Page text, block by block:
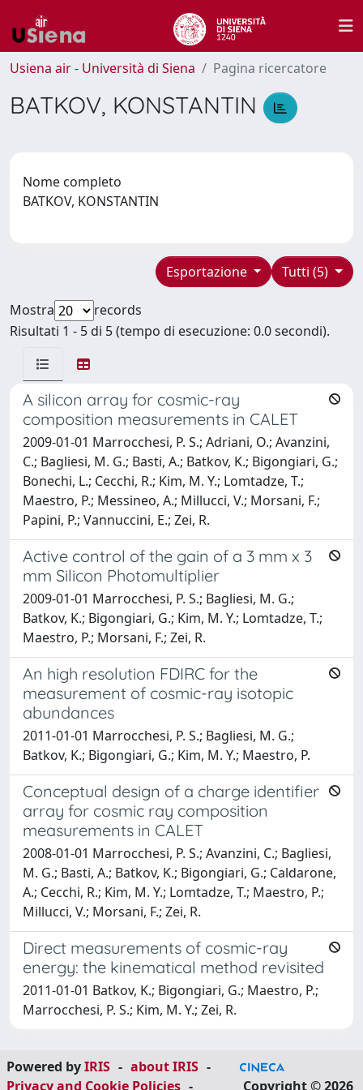
Usiena air - Università di Siena Pagina ricercatore
BATKOV, KONSTANTIN
Nome completo
BATKOV, KONSTANTIN
Tutti (5)
Esportazione
Mostra
records
Risultati 1 - 5 di 5 (tempo di esecuzione: 0.0 secondi).
A silicon array for cosmic-ray
composition measurements in CALET
2009-01-01 Marrocchesi, P. S.; Adriani, O.; Avanzini,
C.; Bagliesi, M. G.; Basti, A.; Batkov, K.; Bigongiari, G.;
Bonechi, L.; Cecchi, R.; Kim, M. Y.; Lomtadze, T.;
Maestro, P.; Messineo, A.; Millucci, V.; Morsani, F.;
Papini, P.; Vannuccini, E.; Zei, R.
Active control of the gain of a 3 mm x 3
mm Silicon Photomultiplier
2009-01-01 Marrocchesi, P. S.; Bagliesi, M. G.;
Batkov, K.; Bigongiari, G.; Kim, M. Y.; Lomtadze, T.;
Maestro, P.; Morsani, F.; Zei, R.
An high resolution FDIRC for the
measurement of cosmic-ray isotopic
abundances
2011-01-01 Marrocchesi, P. S.; Bagliesi, M. G.;
Batkov, K.; Bigongiari, G.; Kim, M. Y.; Maestro, P.
Conceptual design of a charge identifier
array for cosmic ray composition
measurements in CALET
2008-01-01 Marrocchesi, P. S.; Avanzini, C.; Bagliesi,
M. G.; Basti, A.; Batkov, K.; Bigongiari, G.; Caldarone,
A.; Cecchi, R.; Kim, M. Y.; Lomtadze, T.; Maestro, P.;
Millucci, V.; Morsani, F.; Zei, R.
Direct measurements of cosmic-ray
energy: the kinematical method revisited
2011-01-01 Batkov, K.; Bigongiari, G.; Maestro, P.;
Marrocchesi, P. S.; Kim, M. Y.; Zei, R.
Powered byIRIS - about IRIS -
Privacy and Cookie Policies - Copyright © 2026